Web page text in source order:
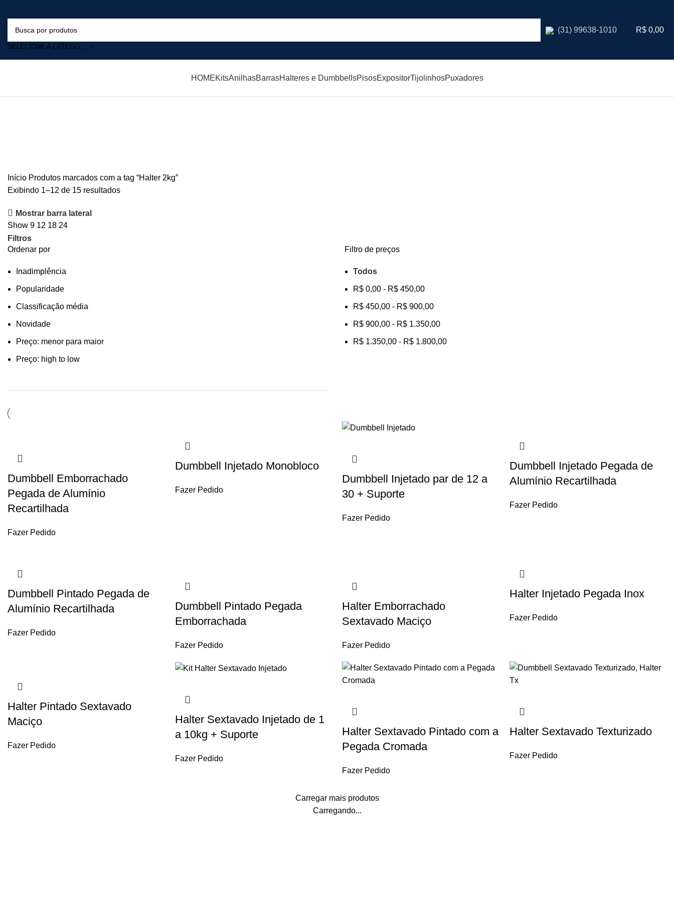
(31) 99638-1010 R$ 0,00
HOMEKitsAnilhasBarrasHalteres e DumbbellsPisosExpositorTijolinhosPuxadores
Início Produtos marcados com a tag “Halter 2kg”
Exibindo 1–12 de 15 resultados
Mostrar barra lateral
Show 9 12 18 24
Filtros
Ordenar por
Inadimplência
Popularidade
Classificação média
Novidade
Preço: menor para maior
Preço: high to low
Filtro de preços
Todos
R$ 0,00 - R$ 450,00
R$ 450,00 - R$ 900,00
R$ 900,00 - R$ 1.350,00
R$ 1.350,00 - R$ 1.800,00
Dumbbell Emborrachado
Pegada de Alumínio
Recartilhada
Fazer Pedido
Dumbbell Injetado Monobloco
Fazer Pedido
Dumbbell Injetado par de 12 a
30 + Suporte
Fazer Pedido
Dumbbell Injetado Pegada de
Alumínio Recartilhada
Fazer Pedido
Dumbbell Pintado Pegada de
Alumínio Recartilhada
Fazer Pedido
Dumbbell Pintado Pegada
Emborrachada
Fazer Pedido
Halter Emborrachado
Sextavado Maciço
Fazer Pedido
Halter Injetado Pegada Inox
Fazer Pedido
Halter Pintado Sextavado
Maciço
Fazer Pedido
Halter Sextavado Injetado de 1
a 10kg + Suporte
Fazer Pedido
Halter Sextavado Pintado com a
Pegada Cromada
Fazer Pedido
Halter Sextavado Texturizado
Fazer Pedido
Carregar mais produtos
Carregando...